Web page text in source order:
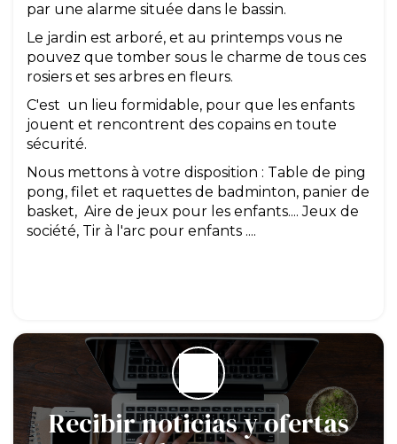
par une alarme située dans le bassin.
Le jardin est arboré, et au printemps vous ne
pouvez que tomber sous le charme de tous ces
rosiers et ses arbres en fleurs.
C'est un lieu formidable, pour que les enfants
jouent et rencontrent des copains en toute
sécurité.
Nous mettons à votre disposition : Table de ping
pong, filet et raquettes de badminton, panier de
basket, Aire de jeux pour les enfants.... Jeux de
société, Tir à l'arc pour enfants ....
Recibir noticias y ofertas